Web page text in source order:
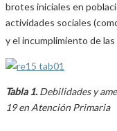
brotes iniciales en
actividades sociales
y el incumplimiento de
Tabla 1. Debilidades y
19 en Atención Primaria